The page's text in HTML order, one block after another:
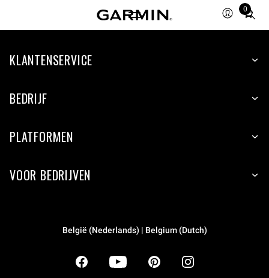
0
Total
items
cart:
KLANTENSERVICE
BEDRIJF
PLATFORMEN
VOOR BEDRIJVEN
België (Nederlands) | Belgium (Dutch)